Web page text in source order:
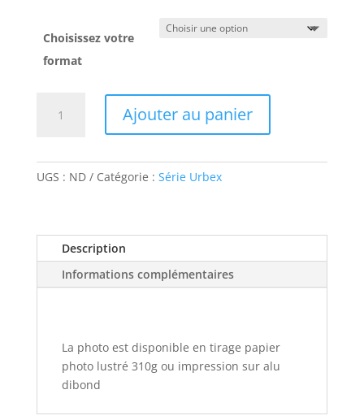
prix :
35,00€
Choisissez votre
format
coiffure
Ajouter au panier
UGS : ND Catégorie : Série Urbex
Description
Informations complémentaires
La photo est disponible en tirage papier
photo lustré 310g ou impression sur alu
dibond